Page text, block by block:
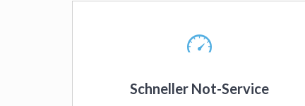
Schneller Not-Service